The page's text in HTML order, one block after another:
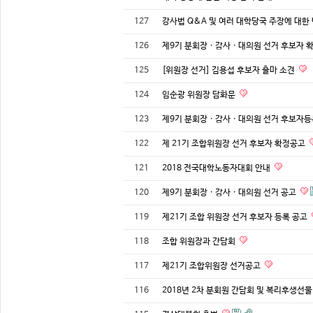
127 강사법 Q&A 및 여러 대학당국 주장에 대한
126 제9기 분회장 · 감사 · 대의원 선거 후보자
125 [위원장 선거] 김용섭 후보자 출마 소견
124 임순광 위원장 담화문
123 제9기 분회장 · 감사 · 대의원 선거 후보자
122 제 21기 조합위원장 선거 후보자 확정공고
121 2018 전국대학노동자대회 안내
120 제9기 분회장 · 감사 · 대의원 선거 공고
119 제21기 조합 위원장 선거 후보자 등록 공고
118 조합 위원장과 간담회
117 제21기 조합위원장 선거공고
116 2018년 2차 분회원 간담회 및 복리후생선물